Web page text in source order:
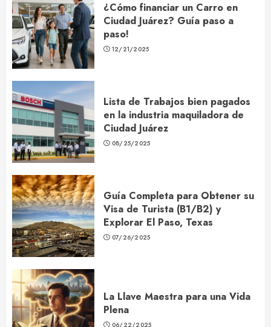
¿Cómo financiar un Carro en
Ciudad Juárez? Guía paso a
paso!
12/21/2025
Lista de Trabajos bien pagados
en la industria maquiladora de
Ciudad Juárez
08/25/2025
Guía Completa para Obtener su
Visa de Turista (B1/B2) y
Explorar El Paso, Texas
07/26/2025
La Llave Maestra para una Vida
Plena
06/22/2025